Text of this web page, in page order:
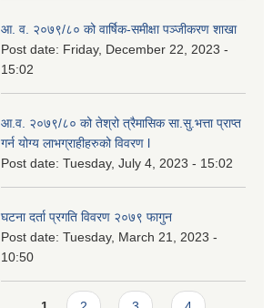
आ. व. २०७९/८० को वार्षिक-समीक्षा पञ्जीकरण शाखा
Post date: Friday, December 22, 2023 -
15:02
आ.व. २०७९/८० को तेश्रो त्रैमासिक सा.सु.भ‍त्ता प्राप्त
गर्न योग्य लाभग्राहीहरुको विवरण l
Post date: Tuesday, July 4, 2023 - 15:02
घटना दर्ता प्रगति विवरण २०७९ फागुन
Post date: Tuesday, March 21, 2023 -
10:50